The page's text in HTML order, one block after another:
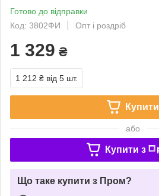
Готово до відправки
Код: 3802ФИ
Опт і роздріб
1 329 ₴
1 212 ₴ від 5 шт.
Купити
або
Купити з
Що таке купити з Пром?